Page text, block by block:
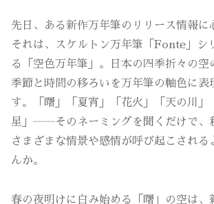
先日、ある新作万年筆のリリース情報に
それは、スケルトン万年筆「Fonte」シ
る「空色万年筆」。日本の四季折々の空
季節と時間の移ろいを万年筆の軸色に表
す。「曙」「夏宵」「花火」「天の川」
星」――そのネーミングを聞くだけで、
さまざまな情景や感情が呼び起こされる
んか。
春の夜明けに白み始める「曙」の空は、